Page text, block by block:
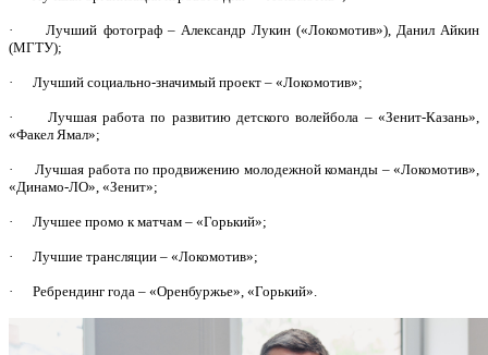
· Лучший фотограф – Александр Лукин («Локомотив»), Данил Айкин
(МГТУ);
· Лучший социально-значимый проект – «Локомотив»;
· Лучшая работа по развитию детского волейбола – «Зенит-Казань»,
«Факел Ямал»;
· Лучшая работа по продвижению молодежной команды – «Локомотив»,
«Динамо-ЛО», «Зенит»;
· Лучшее промо к матчам – «Горький»;
· Лучшие трансляции – «Локомотив»;
· Ребрендинг года – «Оренбуржье», «Горький».